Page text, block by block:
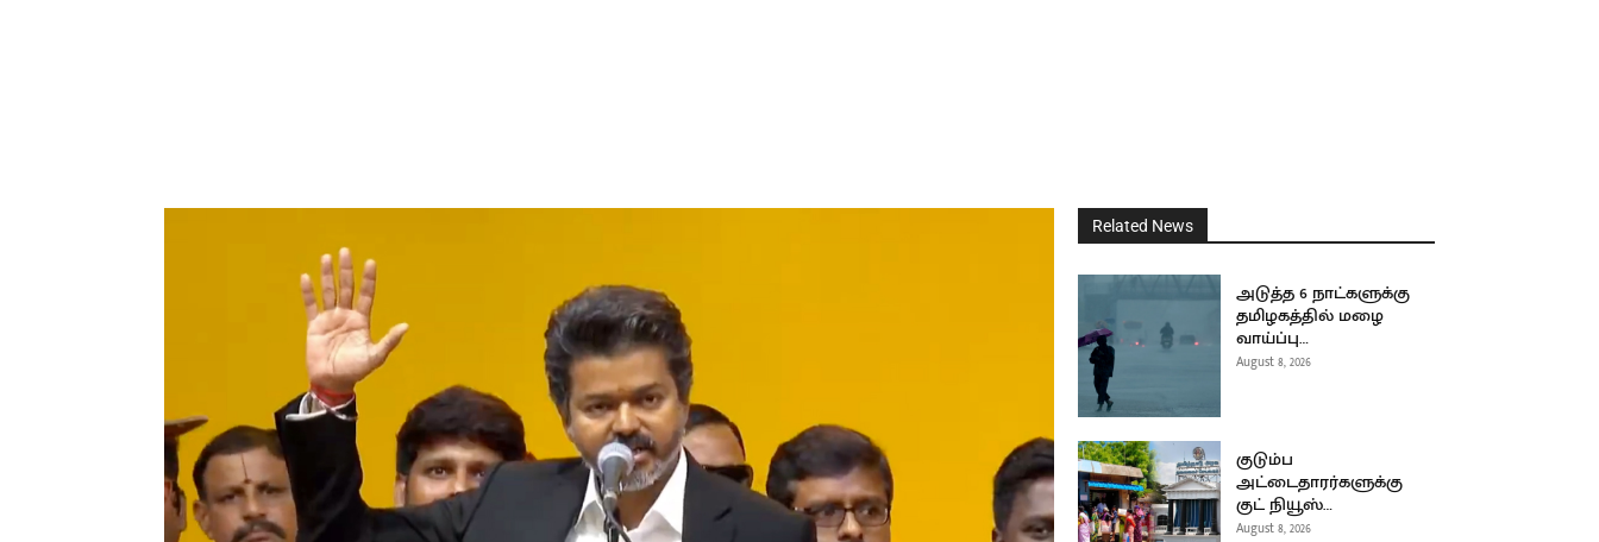
Related News
அடுத்த 6 நாட்களுக்கு
தமிழகத்தில் மழை
வாய்ப்பு…
August 8, 2026
குடும்ப
அட்டைதாரர்களுக்கு
குட் நியூஸ்…
August 8, 2026